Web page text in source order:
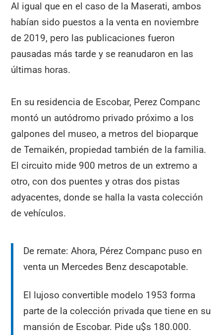
Al igual que en el caso de la Maserati, ambos
habían sido puestos a la venta en noviembre
de 2019, pero las publicaciones fueron
pausadas más tarde y se reanudaron en las
últimas horas.
En su residencia de Escobar, Perez Companc
montó un autódromo privado próximo a los
galpones del museo, a metros del bioparque
de Temaikén, propiedad también de la familia.
El circuito mide 900 metros de un extremo a
otro, con dos puentes y otras dos pistas
adyacentes, donde se halla la vasta colección
de vehículos.
De remate: Ahora, Pérez Companc puso en
venta un Mercedes Benz descapotable.
El lujoso convertible modelo 1953 forma
parte de la colección privada que tiene en su
mansión de Escobar. Pide u$s 180.000.